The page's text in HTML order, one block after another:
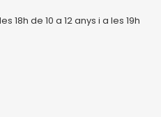
18h de 10 a 12 anys i a les 19h